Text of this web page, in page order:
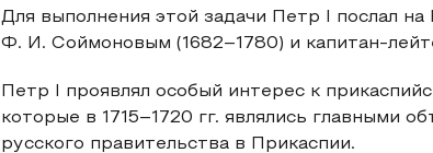
Для выполнения этой задачи Петр I послал
Ф. И. Соймоновым (1682–1780) и капитан-
Петр I проявлял особый интерес к
которые в 1715–1720 гг. являлись главными
русского правительства в Прикаспии.